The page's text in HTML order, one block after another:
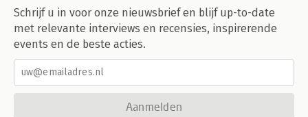
Schrijf u in voor onze nieuwsbrief en blijf up-to-date
met relevante interviews en recensies, inspirerende
events en de beste acties.
Aanmelden